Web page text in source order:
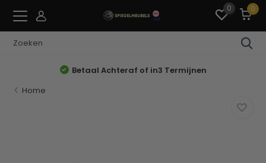
0 0
Betaal Achteraf of in3 Termijnen
Home